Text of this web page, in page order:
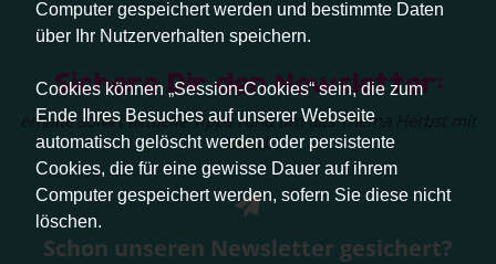
Computer gespeichert werden und bestimmte Daten
über Ihr Nutzerverhalten speichern.
Cookies können „Session-Cookies“ sein, die zum
Ende Ihres Besuches auf unserer Webseite
automatisch gelöscht werden oder persistente
Cookies, die für eine gewisse Dauer auf ihrem
Computer gespeichert werden, sofern Sie diese nicht
löschen.
Sichere Dir den Newsletter:
erhalte sofort aktuelle Tipps rund um das Thema Herbst mit
Hund.
Schon unseren Newsletter gesichert?